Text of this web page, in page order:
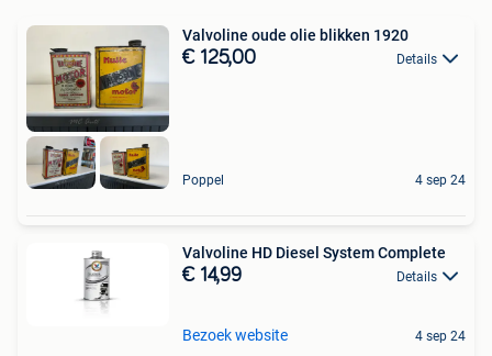
Valvoline oude olie blikken 1920
€ 125,00 Details
Poppel 4 sep 24
Valvoline HD Diesel System Complete
€ 14,99 Details
Bezoek website 4 sep 24